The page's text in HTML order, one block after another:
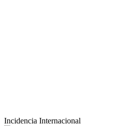
Incidencia Internacional